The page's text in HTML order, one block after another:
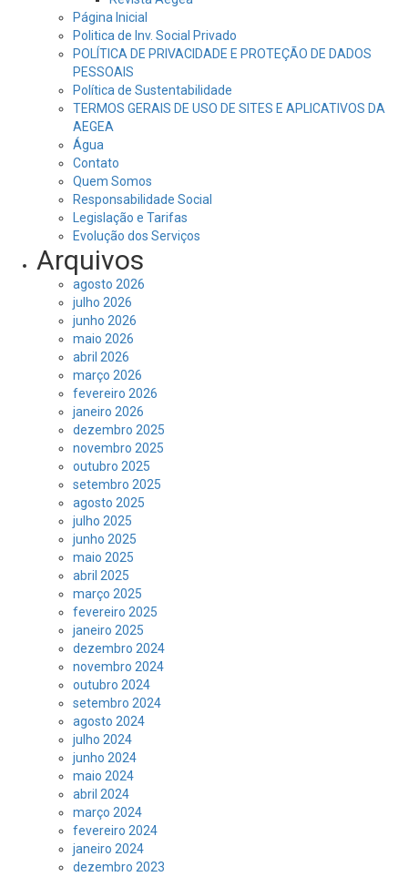
Página Inicial
Politica de Inv. Social Privado
POLÍTICA DE PRIVACIDADE E PROTEÇÃO DE DADOS
PESSOAIS
Política de Sustentabilidade
TERMOS GERAIS DE USO DE SITES E APLICATIVOS DA
AEGEA
Água
Contato
Quem Somos
Responsabilidade Social
Legislação e Tarifas
Evolução dos Serviços
Arquivos
agosto 2026
julho 2026
junho 2026
maio 2026
abril 2026
março 2026
fevereiro 2026
janeiro 2026
dezembro 2025
novembro 2025
outubro 2025
setembro 2025
agosto 2025
julho 2025
junho 2025
maio 2025
abril 2025
março 2025
fevereiro 2025
janeiro 2025
dezembro 2024
novembro 2024
outubro 2024
setembro 2024
agosto 2024
julho 2024
junho 2024
maio 2024
abril 2024
março 2024
fevereiro 2024
janeiro 2024
dezembro 2023